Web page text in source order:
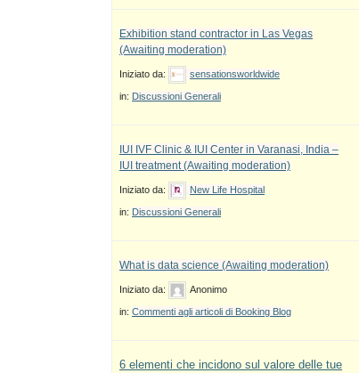
Exhibition stand contractor in Las Vegas
(Awaiting moderation)
Iniziato da: sensationsworldwide
in: Discussioni Generali
IUI IVF Clinic & IUI Center in Varanasi, India –
IUI treatment (Awaiting moderation)
Iniziato da: New Life Hospital
in: Discussioni Generali
What is data science (Awaiting moderation)
Iniziato da: Anonimo
in: Commenti agli articoli di Booking Blog
6 elementi che incidono sul valore delle tue